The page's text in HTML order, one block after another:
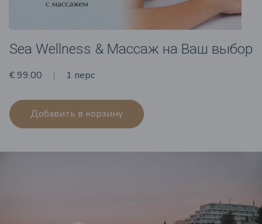
Sea Wellness & Массаж на Ваш выбор
€ 99.00 1 перс
Добавить в корзину